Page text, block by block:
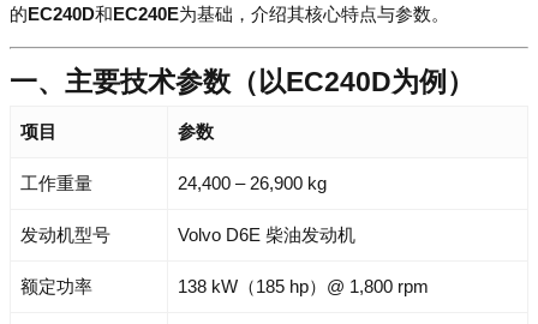
的EC240D和EC240E为基础，介绍其核心特点与参数。
一、主要技术参数（以EC240D为例）
项目 参数
工作重量 24,400 – 26,900 kg
发动机型号 Volvo D6E 柴油发动机
额定功率 138 kW（185 hp）@ 1,800 rpm